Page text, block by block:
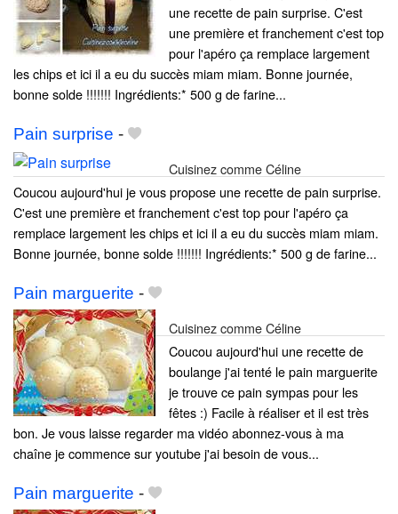
une recette de pain surprise. C'est
une première et franchement c'est top
pour l'apéro ça remplace largement
les chips et ici il a eu du succès miam miam. Bonne journée,
bonne solde !!!!!!! Ingrédients:* 500 g de farine...
Pain surprise -
Cuisinez comme Céline
Coucou aujourd'hui je vous propose une recette de pain surprise.
C'est une première et franchement c'est top pour l'apéro ça
remplace largement les chips et ici il a eu du succès miam miam.
Bonne journée, bonne solde !!!!!!! Ingrédients:* 500 g de farine...
Pain marguerite -
Cuisinez comme Céline
Coucou aujourd'hui une recette de
boulange j'ai tenté le pain marguerite
je trouve ce pain sympas pour les
fêtes :) Facile à réaliser et il est très
bon. Je vous laisse regarder ma vidéo abonnez-vous à ma
chaîne je commence sur youtube j'ai besoin de vous...
Pain marguerite -